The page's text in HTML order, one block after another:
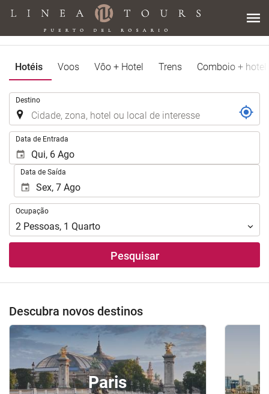
Hotéis Voos Vôo + Hotel Trens Comboio + hotel
Destino
Data de Entrada
Data de Saída
Ocupação
Ocupação
2 Pessoas, 1 Quarto
Pesquisar
Descubra novos destinos
Paris